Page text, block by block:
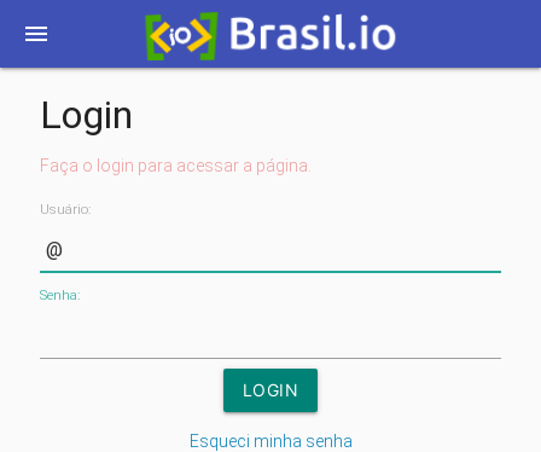
menu
Login
Faça o login para acessar a página.
Usuário:
Senha:
Esqueci minha senha